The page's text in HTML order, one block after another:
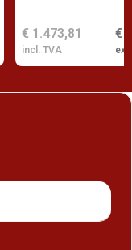
€
€ 1.473,81
incl. TVA